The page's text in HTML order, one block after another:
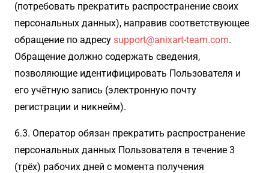
(потребовать прекратить распространение своих
персональных данных), направив соответствующее
обращение по адресу support@anixart-team.com.
Обращение должно содержать сведения,
позволяющие идентифицировать Пользователя и
его учётную запись (электронную почту
регистрации и никнейм).
6.3. Оператор обязан прекратить распространение
персональных данных Пользователя в течение 3
(трёх) рабочих дней с момента получения